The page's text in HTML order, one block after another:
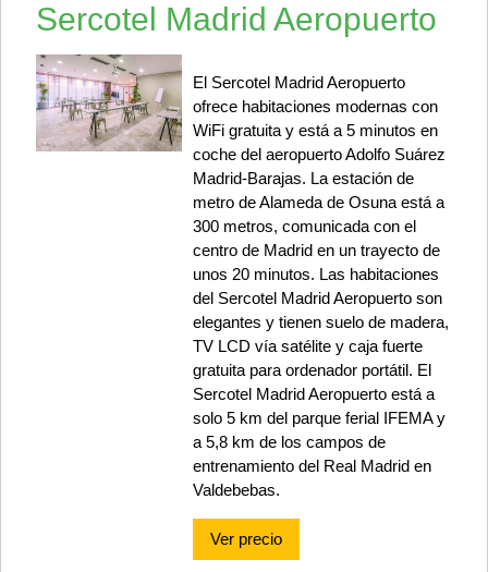
Sercotel Madrid Aeropuerto
El Sercotel Madrid Aeropuerto
ofrece habitaciones modernas con
WiFi gratuita y está a 5 minutos en
coche del aeropuerto Adolfo Suárez
Madrid-Barajas. La estación de
metro de Alameda de Osuna está a
300 metros, comunicada con el
centro de Madrid en un trayecto de
unos 20 minutos. Las habitaciones
del Sercotel Madrid Aeropuerto son
elegantes y tienen suelo de madera,
TV LCD vía satélite y caja fuerte
gratuita para ordenador portátil. El
Sercotel Madrid Aeropuerto está a
solo 5 km del parque ferial IFEMA y
a 5,8 km de los campos de
entrenamiento del Real Madrid en
Valdebebas.
Ver precio